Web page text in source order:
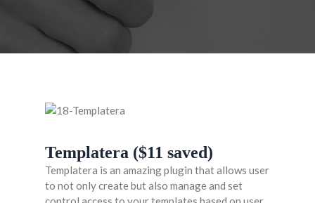
Templatera ($11 saved)
Templatera is an amazing plugin that allows user
to not only create but also manage and set